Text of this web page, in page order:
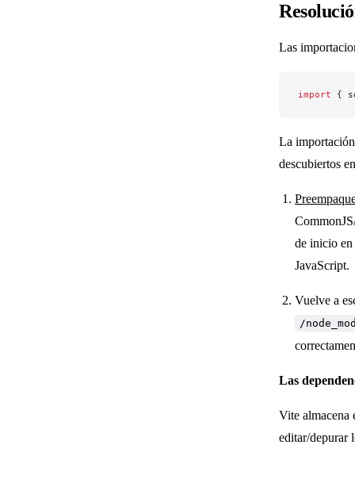
Las
import {
La
descubiertos
de inicio en
JavaScript.
Vuelve a
/
Las
Vite almacena
editar/depurar